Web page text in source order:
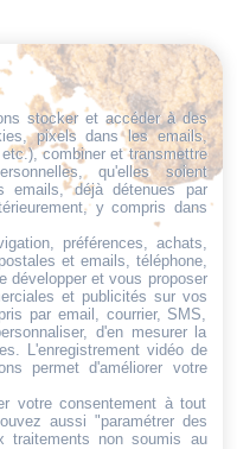
ce qu'il vous faut,
au bon endroit
stocker et accéder à des
pixels dans les emails,
combiner et transmettre
qu'elles soient
déjà détenues par
y compris dans
préférences, achats,
et emails, téléphone,
développer et vous proposer
et publicités sur vos
par email, courrier, SMS,
d'en mesurer la
L'enregistrement vidéo de
permet d'améliorer votre
votre consentement à tout
aussi "paramétrer des
traitements non soumis au